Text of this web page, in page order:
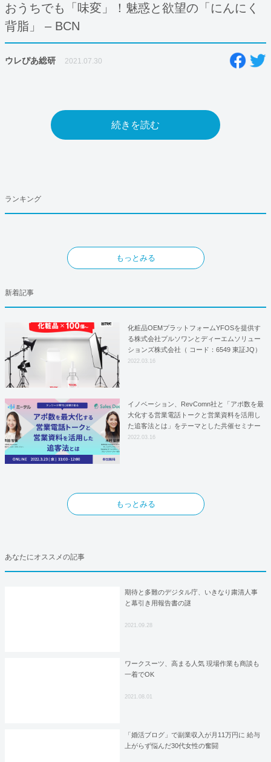
おうちでも「味変」！魅惑と欲望の「にんにく
背脂」 – BCN
ウレぴあ総研 2021.07.30
続きを読む
ランキング
もっとみる
新着記事
化粧品OEMプラットフォームYFOSを提供す
る株式会社プルソワンとディーエムソリュー
ションズ株式会社（ コード：6549 東証JQ）
はYFOSにおけるロジスティクスパートナー
2022.03.16
イノベーション、RevComn社と「アポ数を最
大化する営業電話トークと営業資料を活用し
た追客法とは」をテーマとした共催セミナー
を開催！
2022.03.16
もっとみる
あなたにオススメの記事
期待と多難のデジタル庁、いきなり粛清人事
と幕引き用報告書の謎
2021.09.28
ワークスーツ、高まる人気 現場作業も商談も
一着でOK
2021.08.01
「婚活ブログ」で副業収入が月11万円に 給与
上がらず悩んだ30代女性の奮闘